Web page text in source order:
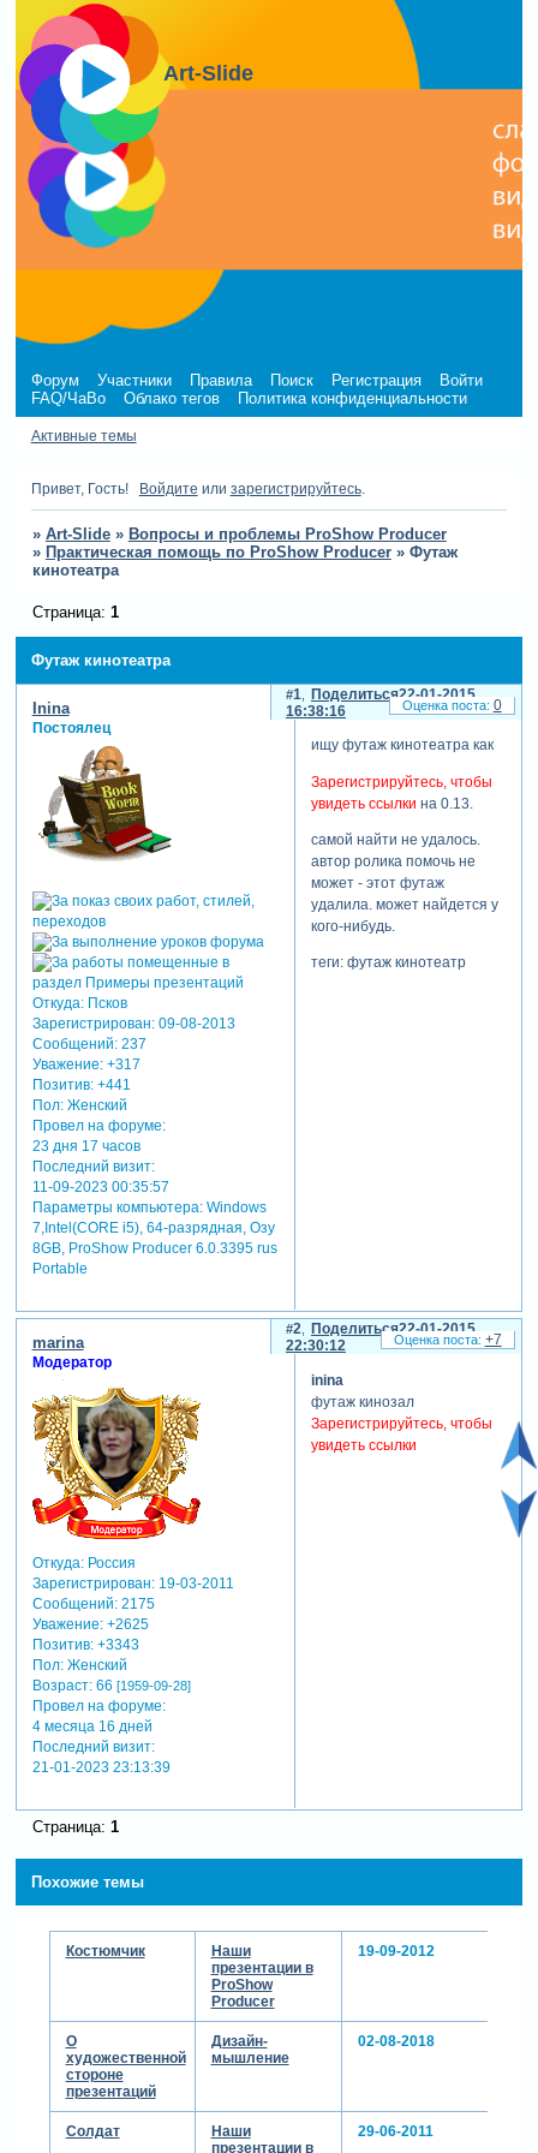
Art-Slide
Форум Участники Правила Поиск Регистрация
Войти
FAQ/ЧаВо
Облако тегов Политика конфиденциальности
Активные темы
Привет, Гость! Войдите или зарегистрируйтесь.
» Art-Slide » Вопросы и проблемы ProShow Producer
» Практическая помощь по ProShow Producer » Футаж
кинотеатра
Футаж кинотеатра
Страница: 1
Поделиться
1
22-01-2015
16:38:16
Inina
Постоялец
Откуда:Псков
Зарегистрирован: 09-08-2013
Сообщений:237
Уважение: +317
Позитив: +441
Пол:Женский
Провел на форуме:
23 дня 17 часов
Последний визит:
11-09-2023 00:35:57
Параметры компьютера:Windows
7,Intel(CORE i5), 64-разрядная, Озу
8GB, ProShow Producer 6.0.3395 rus
Portable
ищу футаж кинотеатра как
Зарегистрируйтесь, чтобы
увидеть ссылки на 0.13.
самой найти не удалось.
автор ролика помочь не
может - этот футаж
удалила. может найдется у
кого-нибудь.
теги: футаж кинотеатр
0
Поделиться
2
22-01-2015
22:30:12
marina
Модератор
Откуда:Россия
Зарегистрирован: 19-03-2011
Сообщений:2175
Уважение: +2625
Позитив: +3343
Пол:Женский
Возраст:66 [1959-09-28]
Провел на форуме:
4 месяца 16 дней
Последний визит:
21-01-2023 23:13:39
inina
футаж кинозал
Зарегистрируйтесь, чтобы
увидеть ссылки
+7
Страница: 1
Похожие темы
Костюмчик
Наши
презентации в
ProShow
Producer
19-09-2012
О
художественной
стороне
презентаций
Дизайн-
мышление
02-08-2018
Солдат
Наши
презентации в
29-06-2011